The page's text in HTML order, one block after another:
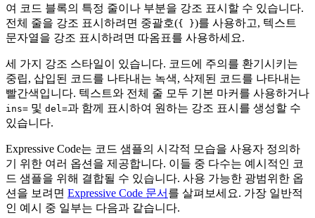
여 코드 블록의 특정 줄이나 부분을 강조 표시할 수 있습니다.
전체 줄을 강조 표시하려면 중괄호({ })를 사용하고, 텍스트
문자열을 강조 표시하려면 따옴표를 사용하세요.
세 가지 강조 스타일이 있습니다. 코드에 주의를 환기시키는
중립, 삽입된 코드를 나타내는 녹색, 삭제된 코드를 나타내는
빨간색입니다. 텍스트와 전체 줄 모두 기본 마커를 사용하거나
ins= 및 del=과 함께 표시하여 원하는 강조 표시를 생성할 수
있습니다.
Expressive Code는 코드 샘플의 시각적 모습을 사용자 정의하
기 위한 여러 옵션을 제공합니다. 이들 중 다수는 예시적인 코
드 샘플을 위해 결합될 수 있습니다. 사용 가능한 광범위한 옵
션을 보려면 Expressive Code 문서 를 살펴보세요. 가장 일반적
인 예시 중 일부는 다음과 같습니다.